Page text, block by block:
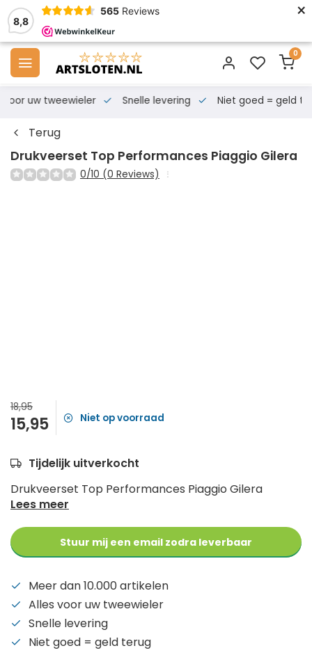
8,8
565 Reviews ×
0
voor uw tweewieler Snelle levering Niet goed = geld
Terug
Drukveerset Top Performances Piaggio Gilera
0/10 (0 Reviews)
18,95
15,95 Niet op voorraad
Tijdelijk uitverkocht
Drukveerset Top Performances Piaggio Gilera
Lees meer
Stuur mij een email zodra leverbaar
Meer dan 10.000 artikelen
Alles voor uw tweewieler
Snelle levering
Niet goed = geld terug